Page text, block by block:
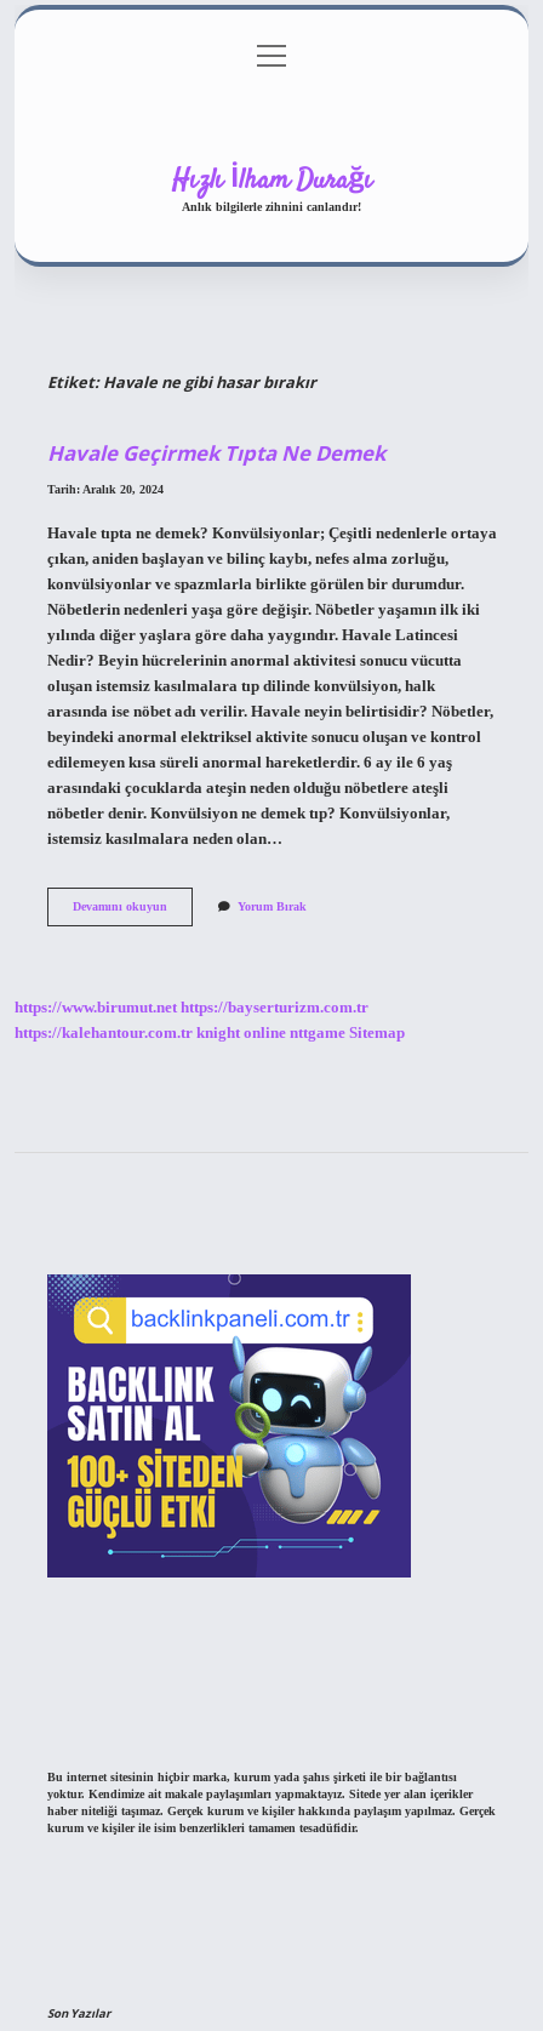
Gizlilik Politikası
menüyü
aç
Hızlı İlham Durağı
Anlık bilgilerle zihnini canlandır!
Etiket:Havale ne gibi hasar bırakır
Havale Geçirmek Tıpta Ne Demek
Tarih: Aralık 20, 2024
Havale tıpta ne demek? Konvülsiyonlar; Çeşitli nedenlerle ortaya
çıkan, aniden başlayan ve bilinç kaybı, nefes alma zorluğu,
konvülsiyonlar ve spazmlarla birlikte görülen bir durumdur.
Nöbetlerin nedenleri yaşa göre değişir. Nöbetler yaşamın ilk iki
yılında diğer yaşlara göre daha yaygındır. Havale Latincesi
Nedir? Beyin hücrelerinin anormal aktivitesi sonucu vücutta
oluşan istemsiz kasılmalara tıp dilinde konvülsiyon, halk
arasında ise nöbet adı verilir. Havale neyin belirtisidir? Nöbetler,
beyindeki anormal elektriksel aktivite sonucu oluşan ve kontrol
edilemeyen kısa süreli anormal hareketlerdir. 6 ay ile 6 yaş
arasındaki çocuklarda ateşin neden olduğu nöbetlere ateşli
nöbetler denir. Konvülsiyon ne demek tıp? Konvülsiyonlar,
istemsiz kasılmalara neden olan…
Devamını okuyunHavale
Yorum Bırak
https://www.birumut.net https://bayserturizm.com.tr
https://kalehantour.com.tr knight online nttgame Sitemap
Bu internet sitesinin hiçbir marka, kurum yada şahıs şirketi ile bir bağlantısı
yoktur. Kendimize ait makale paylaşımları yapmaktayız. Sitede yer alan içerikler
haber niteliği taşımaz. Gerçek kurum ve kişiler hakkında paylaşım yapılmaz. Gerçek
kurum ve kişiler ile isim benzerlikleri tamamen tesadüfidir.
Son Yazılar